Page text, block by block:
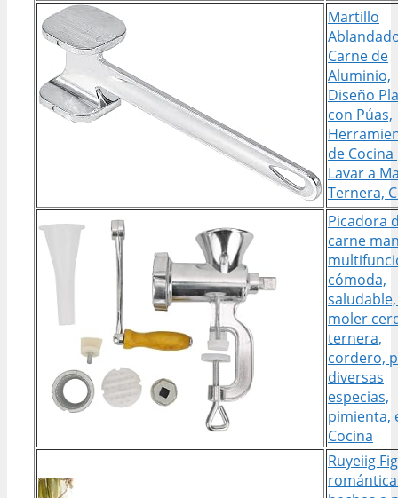
Martillo
Carne de
Aluminio,
Diseño
con Púas,
de
Lavar a
Ternera,
Picadora
carne
cómoda,
moler
ternera,
cordero,
diversas
especias,
pimienta,
Cocina
Ruyeiig